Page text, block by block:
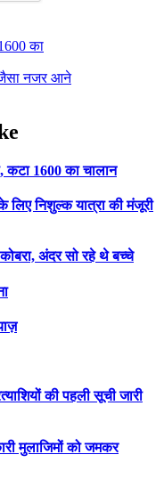
का
जैसा नजर आने
कटा 1600 का चालान
लिए निशुल्क यात्रा की मंजूरी
अंदर सो रहे थे बच्चे
की पहली सूची जारी
मुलाजिमों को जमकर